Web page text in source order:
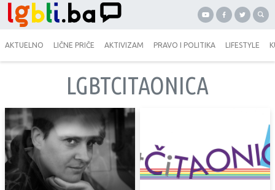
AKTUELNO LIČNE PRIČE AKTIVIZAM PRAVO I POLITIKA LIFESTYLE
LGBTCITAONICA